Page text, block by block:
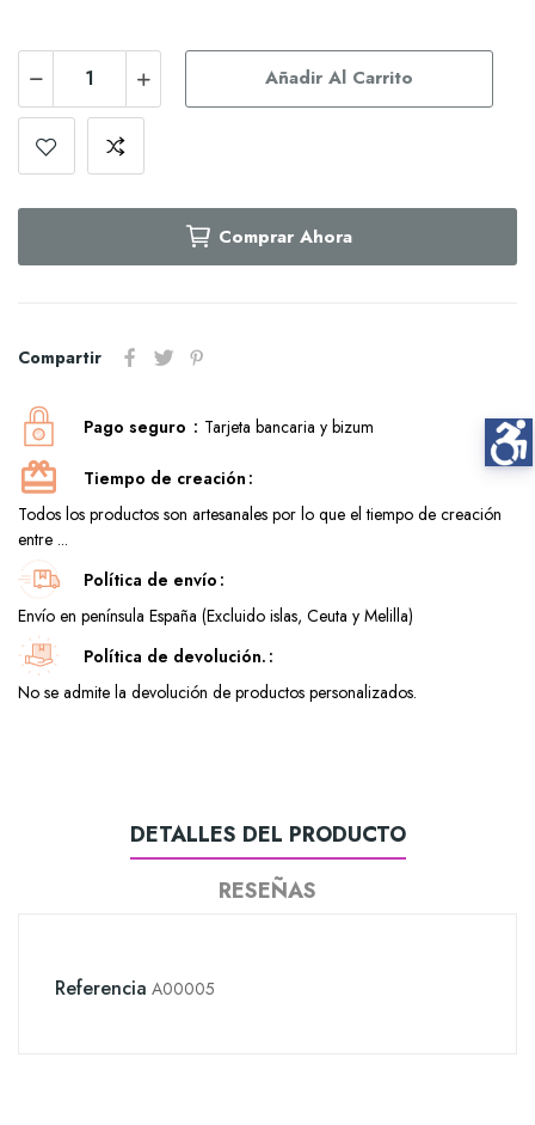
Añadir Al Carrito
Comprar Ahora
Compartir
Pago seguro Tarjeta bancaria y bizum
Tiempo de creación
Todos los productos son artesanales por lo que el tiempo de creación
entre ...
Política de envío
Envío en península España (Excluido islas, Ceuta y Melilla)
Política de devolución.
No se admite la devolución de productos personalizados.
DETALLES DEL PRODUCTO
RESEÑAS
Referencia A00005